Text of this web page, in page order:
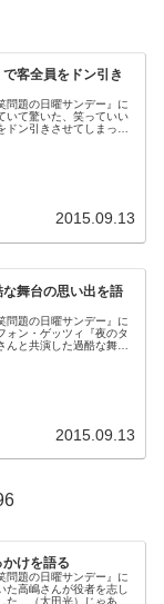
客全員をドン引き
問題の日曜サンデー』に
いて驚いた、笑っていい
ン引きさせてしまった
2015.09.13
舞台の思い出を語
問題の日曜サンデー』に
ォン・ゲッツィ『夜のタ
と共演した過酷な舞台
2015.09.13
けを語る
問題の日曜サンデー』に
た高嶋さんが役者を志し